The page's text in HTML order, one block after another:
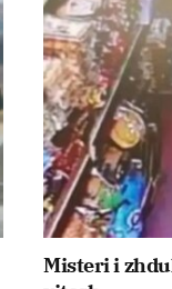
Misteri i